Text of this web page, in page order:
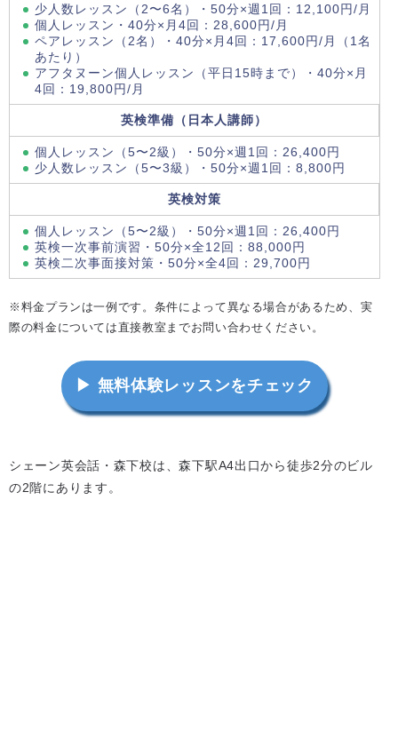
少人数レッスン（2〜6名）・50分×週1回：12,100円/月
個人レッスン・40分×月4回：28,600円/月
ペアレッスン（2名）・40分×月4回：17,600円/月（1名
あたり）
アフタヌーン個人レッスン（平日15時まで）・40分×月
4回：19,800円/月
英検準備（日本人講師）
個人レッスン（5〜2級）・50分×週1回：26,400円
少人数レッスン（5〜3級）・50分×週1回：8,800円
英検対策
個人レッスン（5〜2級）・50分×週1回：26,400円
英検一次事前演習・50分×全12回：88,000円
英検二次事面接対策・50分×全4回：29,700円
※料金プランは一例です。条件によって異なる場合があるため、実
際の料金については直接教室までお問い合わせください。
▶ 無料体験レッスンをチェック
シェーン英会話・森下校は、森下駅A4出口から徒歩2分のビル
の2階にあります。